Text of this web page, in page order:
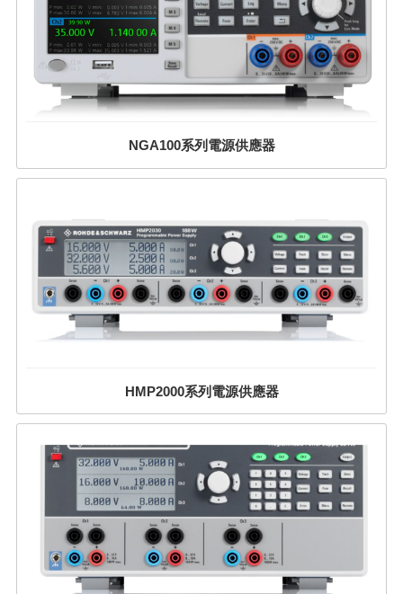
NGA100系列電源供應器
HMP2000系列電源供應器